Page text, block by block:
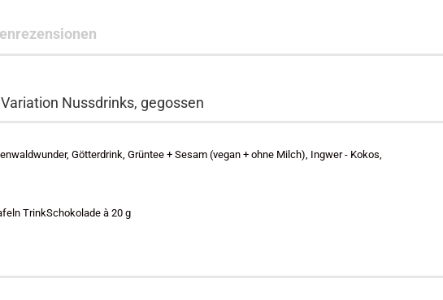
Nussdrinks, gegossen
Götterdrink, Grüntee + Sesam (vegan + ohne Milch), Ingwer - Kokos,
TrinkSchokolade à 20 g